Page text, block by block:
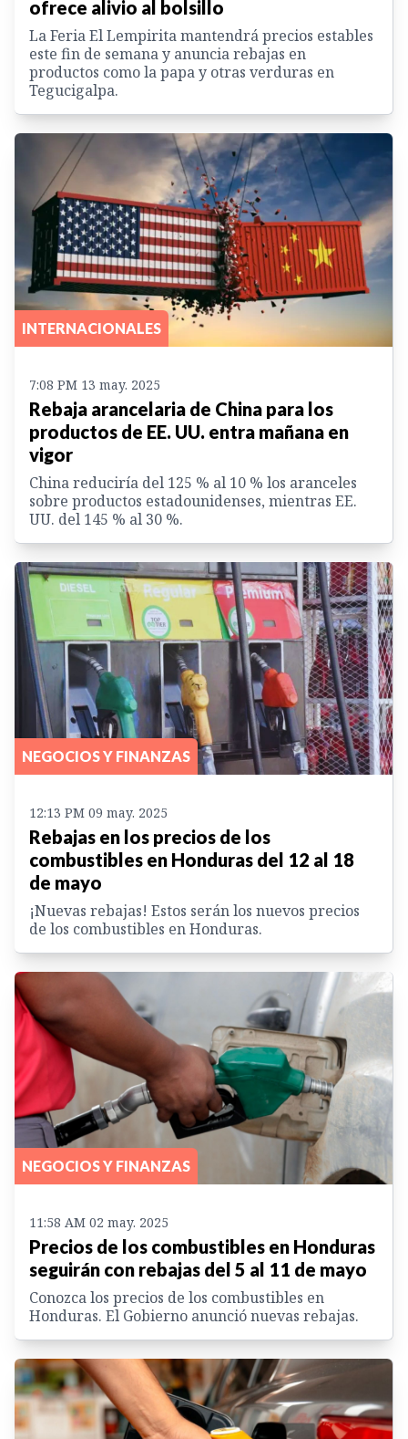
ofrece alivio al bolsillo
La Feria El Lempirita mantendrá precios estables
este fin de semana y anuncia rebajas en
productos como la papa y otras verduras en
Tegucigalpa.
INTERNACIONALES
7:08 PM 13 may. 2025
Rebaja arancelaria de China para los
productos de EE. UU. entra mañana en
vigor
China reduciría del 125 % al 10 % los aranceles
sobre productos estadounidenses, mientras EE.
UU. del 145 % al 30 %.
NEGOCIOS Y FINANZAS
12:13 PM 09 may. 2025
Rebajas en los precios de los
combustibles en Honduras del 12 al 18
de mayo
¡Nuevas rebajas! Estos serán los nuevos precios
de los combustibles en Honduras.
NEGOCIOS Y FINANZAS
11:58 AM 02 may. 2025
Precios de los combustibles en Honduras
seguirán con rebajas del 5 al 11 de mayo
Conozca los precios de los combustibles en
Honduras. El Gobierno anunció nuevas rebajas.